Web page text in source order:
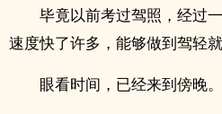
毕竟以前考过驾照，经过
速度快了许多，能够做到驾轻就
眼看时间，已经来到傍晚。